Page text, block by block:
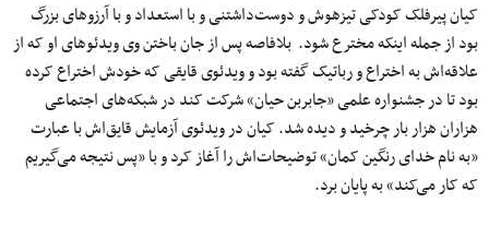
کیان پیرفلک کودکی تیزهوش و دوست‌داشتنی و با استعداد و با آرزوهای بزرگ
بود از جمله اینکه مخترع شود. بلافاصه پس از جان باختن وی ویدئوهای او که از
علاقه‌اش به اختراع و رباتیک گفته بود و ویدئوی قایقی که خودش اختراع کرده
بود تا در جشنواره علمی «جابربن حیان» شرکت کند در شبکه‌های اجتماعی
هزاران هزار بار چرخید و دیده شد. کیان در ویدئوی آزمایش قایق‌اش با عبارت
«به نام خدای رنگین کمان» توضیحات‌اش را آغاز کرد و با «پس نتیجه می‌گیریم
که کار می‌کند» به پایان برد.